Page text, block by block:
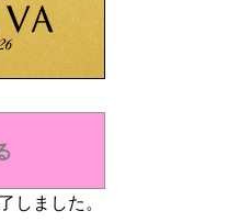
しました。